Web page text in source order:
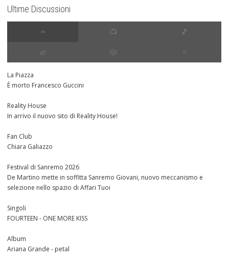
Ultime Discussioni
∞ 📺 🎵
🌿 🎲 ⭐️
La Piazza
È morto Francesco Guccini
Reality House
In arrivo il nuovo sito di Reality House!
Fan Club
Chiara Galiazzo
Festival di Sanremo 2026
De Martino mette in soffitta Sanremo Giovani, nuovo meccanismo e
selezione nello spazio di Affari Tuoi
Singoli
FOURTEEN - ONE MORE KISS
Album
Ariana Grande - petal